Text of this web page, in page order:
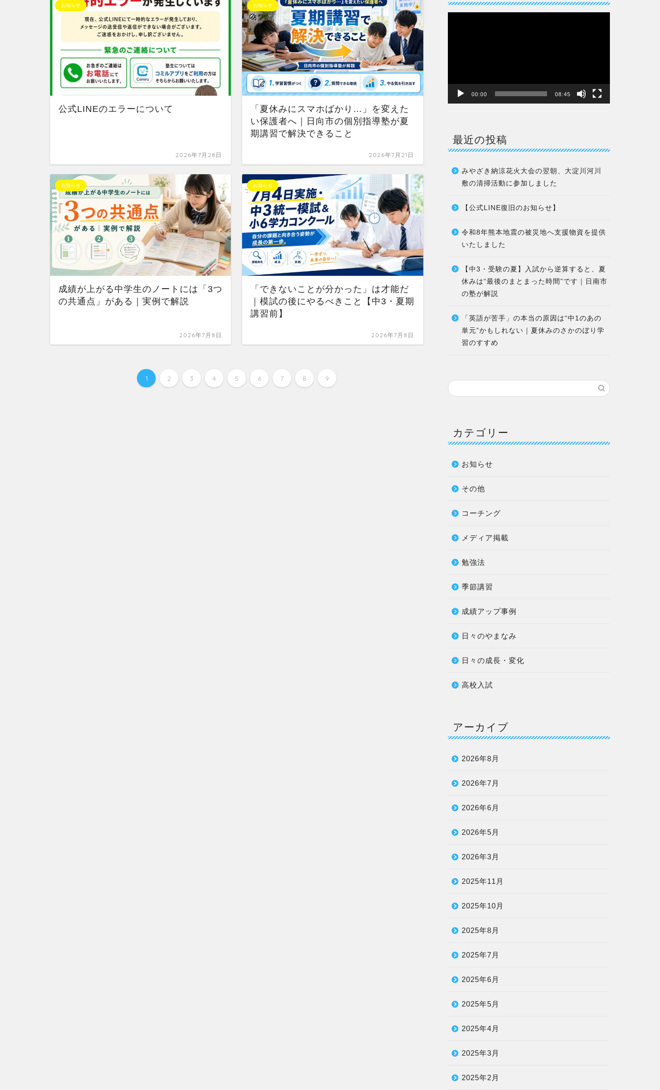
お知らせ
公式LINEのエラーについて
2026年7月28日
お知らせ
「夏休みにスマホばかり…」を変えた
い保護者へ｜日向市の個別指導塾が夏
期講習で解決できること
2026年7月21日
お知らせ
成績が上がる中学生のノートには「3つ
の共通点」がある｜実例で解説
2026年7月8日
お知らせ
「できないことが分かった」は才能だ
｜模試の後にやるべきこと【中3・夏期
講習前】
2026年7月8日
1 2 3 4 5 6 7 8 9
00:00 08:45
最近の投稿
みやざき納涼花火大会の翌朝、大淀川河川
敷の清掃活動に参加しました
【公式LINE復旧のお知らせ】
令和8年熊本地震の被災地へ支援物資を提供
いたしました
【中3・受験の夏】入試から逆算すると、夏
休みは“最後のまとまった時間”です｜日南市
の塾が解説
「英語が苦手」の本当の原因は“中1のあの
単元”かもしれない｜夏休みのさかのぼり学
習のすすめ
カテゴリー
お知らせ
その他
コーチング
メディア掲載
勉強法
季節講習
成績アップ事例
日々のやまなみ
日々の成長・変化
高校入試
アーカイブ
2026年8月
2026年7月
2026年6月
2026年5月
2026年3月
2025年11月
2025年10月
2025年8月
2025年7月
2025年6月
2025年5月
2025年4月
2025年3月
2025年2月